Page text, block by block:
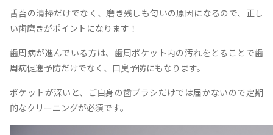
舌苔の清掃だけでなく、磨き残しも匂いの原因になるので、正し
い歯磨きがポイントになります！
歯周病が進んでいる方は、歯周ポケット内の汚れをとることで歯
周病促進予防だけでなく、口臭予防にもなります。
ポケットが深いと、ご自身の歯ブラシだけでは届かないので定期
的なクリーニングが必須です。